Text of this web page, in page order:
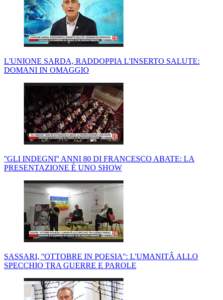
L'UNIONE SARDA, RADDOPPIA L'INSERTO SALUTE:
DOMANI IN OMAGGIO
''GLI INDEGNI'' ANNI 80 DI FRANCESCO ABATE: LA
PRESENTAZIONE È UNO SHOW
SASSARI, ''OTTOBRE IN POESIA'': L'UMANITÂ ALLO
SPECCHIO TRA GUERRE E PAROLE